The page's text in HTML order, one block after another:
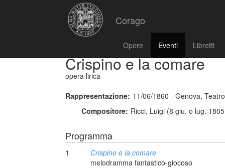
Corago
Opere Eventi Libretti
Crispino e la comare
opera lirica
Rappresentazione: 11/06/1860 - Genova,
Compositore: Ricci, Luigi (8 giu. o lug.
Programma
1
Crispino e la comare
melodramma fantastico-giocoso